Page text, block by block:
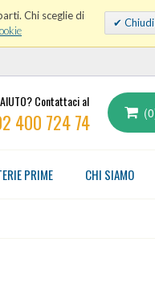
Chi sceglie di
Chiudi
Contattaci al
400 724 74 0
CHI SIAMO
PRIME